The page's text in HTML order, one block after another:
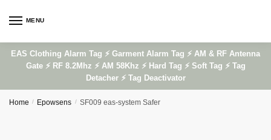
MENU
EAS Clothing Alarm Tag ⚡ Garment Alarm Tag ⚡ AM & RF Antenna
Gate ⚡ RF 8.2Mhz ⚡ AM 58Khz ⚡ Hard Tag ⚡ Soft Tag ⚡ Tag
Detacher ⚡ Tag Deactivator
Home / Epowsens / SF009 eas-system Safer